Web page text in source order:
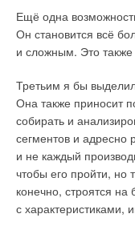
Ещё одна
Он становится всё
и сложным. Это
Третьим я бы
Она также приносит
собирать и
сегментов и адресно
и не каждый
чтобы его пройти,
конечно, строятся на
с характеристиками,
→ К юбилею
ЖУРНАЛ СОК
→
Методика и
→
Создание
на примере
ЖУРНАЛ СОК МАРТ
→
Компенсация
коммерции для
ЖУРНАЛ СОК
→
Агровольтаика
части
южных регионов
ЖУРНАЛ СОК
свидетелями
ранее, внедрения
безопасной энергии,
в мировом масштабе
Также считается, что
возобновляемой
от наличия воли
«зелёной» энергии
игнорировать.